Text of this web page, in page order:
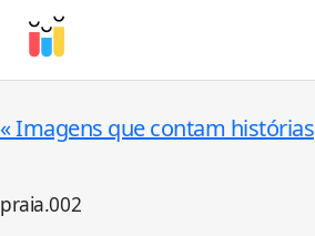
«Imagens que contam histórias
praia.002